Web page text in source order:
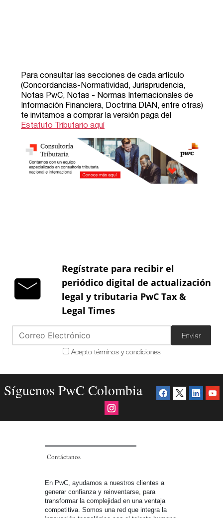
Regístrate para recibir el
periódico digital de actualización
legal y tributaria PwC Tax &
Legal Times
Enviar
Acepto términos y condiciones
Síguenos PwC Colombia
Contáctanos
En PwC, ayudamos a nuestros clientes a
generar confianza y reinventarse, para
transformar la complejidad en una ventaja
competitiva. Somos una red que integra la